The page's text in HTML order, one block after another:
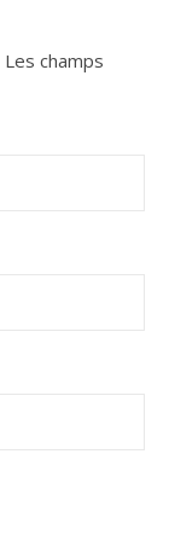
Les champs